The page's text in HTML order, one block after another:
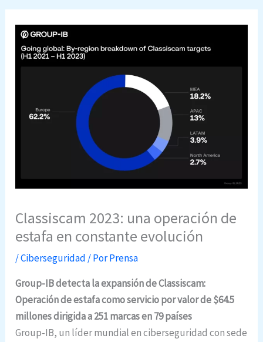
Classiscam 2023: una operación de
estafa en constante evolución
/Ciberseguridad / PorPrensa
Group-IB detecta la expansión de Classiscam:
Operación de estafa como servicio por valor de $64.5
millones dirigida a 251 marcas en 79 países
Group-IB, un líder mundial en ciberseguridad con sede